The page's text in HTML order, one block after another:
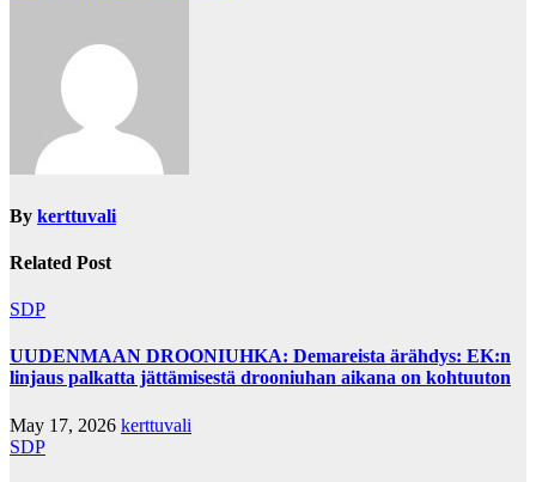
By kerttuvali
Related Post
SDP
UUDENMAAN DROONIUHKA: Demareista ärähdys: EK:n
linjaus palkatta jättämisestä drooniuhan aikana on kohtuuton
May 17, 2026 kerttuvali
SDP